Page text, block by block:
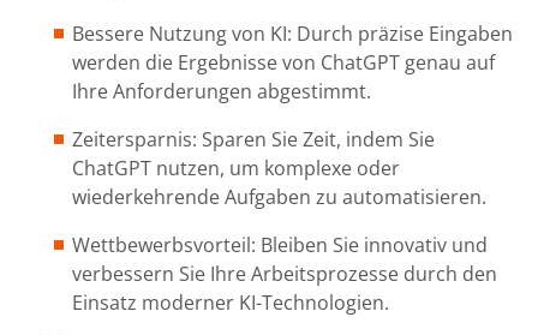
Bessere Nutzung von KI: Durch präzise Eingaben
werden die Ergebnisse von ChatGPT genau auf
Ihre Anforderungen abgestimmt.
Zeitersparnis: Sparen Sie Zeit, indem Sie
ChatGPT nutzen, um komplexe oder
wiederkehrende Aufgaben zu automatisieren.
Wettbewerbsvorteil: Bleiben Sie innovativ und
verbessern Sie Ihre Arbeitsprozesse durch den
Einsatz moderner KI-Technologien.